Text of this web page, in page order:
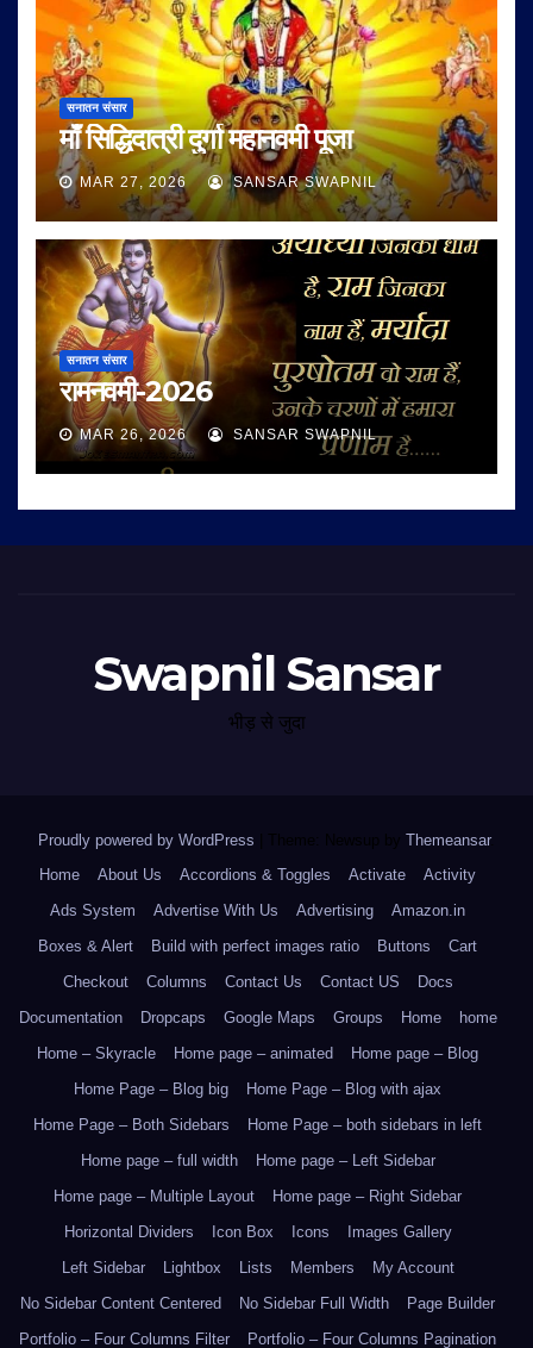
सनातन संसार
माँ सिद्धिदात्री दुर्गा महानवमी पूजा
MAR 27, 2026 SANSAR SWAPNIL
सनातन संसार
रामनवमी-2026
MAR 26, 2026 SANSAR SWAPNIL
Swapnil Sansar
भीड़ से जुदा
Proudly powered by WordPress Theme: Newsup by Themeansar.
Home
About Us Accordions & Toggles Activate
Activity
Ads System
Advertise With Us Advertising
Amazon.in
Boxes & Alert
Build with perfect images ratio Buttons
Cart
Checkout
Columns Contact Us Contact US
Docs
Documentation
Dropcaps Google Maps Groups Home
home
Home – Skyracle
Home page – animated
Home page – Blog
Home Page – Blog big
Home Page – Blog with ajax
Home Page – Both Sidebars
Home Page – both sidebars in left
Home page – full width
Home page – Left Sidebar
Home page – Multiple Layout
Home page – Right Sidebar
Horizontal Dividers
Icon Box Icons
Images Gallery
Left Sidebar
Lightbox Lists Members
My Account
No Sidebar Content Centered
No Sidebar Full Width
Page Builder
Portfolio – Four Columns Filter
Portfolio – Four Columns Pagination